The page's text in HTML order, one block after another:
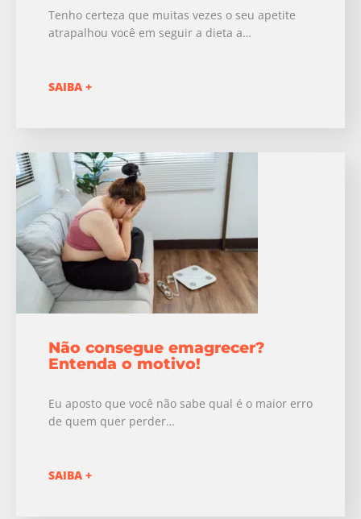
Tenho certeza que muitas vezes o seu apetite
atrapalhou você em seguir a dieta a…
SAIBA +
Não consegue emagrecer?
Entenda o motivo!
Eu aposto que você não sabe qual é o maior erro
de quem quer perder…
SAIBA +